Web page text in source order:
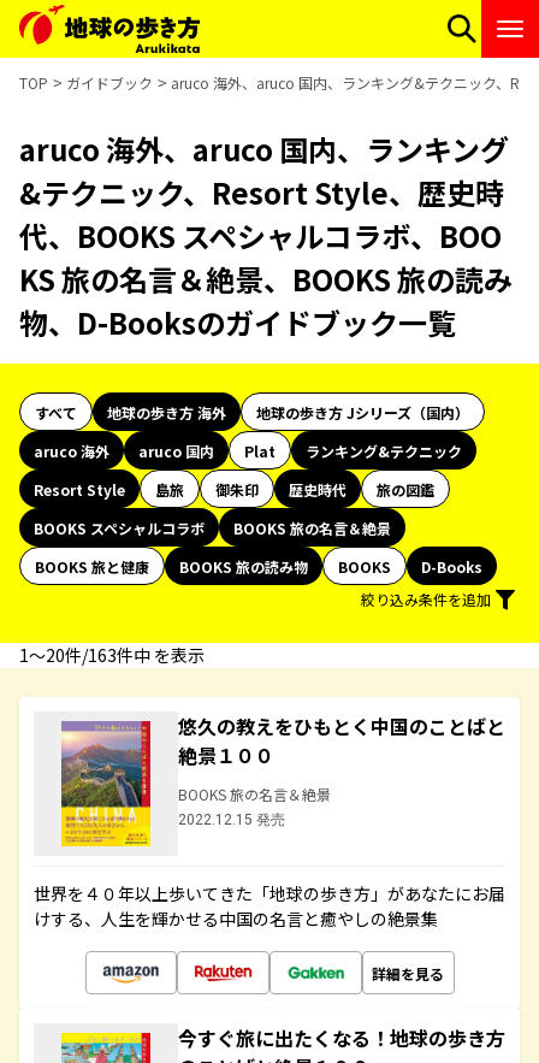
TOP ガイドブック aruco 海外、aruco 国内、ランキング&テクニック、
aruco 海外、aruco 国内、ランキング
&テクニック、Resort Style、歴史時
代、BOOKS スペシャルコラボ、BOO
KS 旅の名言＆絶景、BOOKS 旅の読み
物、D-Booksのガイドブック一覧
すべて 地球の歩き方 海外
地球の歩き方 Jシリーズ（国内）
aruco 海外
aruco 国内 Plat
ランキング&テクニック
Resort Style
島旅 御朱印 歴史時代
旅の図鑑
BOOKS スペシャルコラボ
BOOKS 旅の名言＆絶景
BOOKS 旅と健康
BOOKS 旅の読み物 BOOKS
D-Books
絞り込み条件を追加
1〜20件/163件中 を表示
悠久の教えをひもとく中国のことばと
絶景１００
BOOKS 旅の名言＆絶景
2022.12.15 発売
世界を４０年以上歩いてきた「地球の歩き方」があなたにお届
けする、人生を輝かせる中国の名言と癒やしの絶景集
詳細を見る
今すぐ旅に出たくなる！地球の歩き方